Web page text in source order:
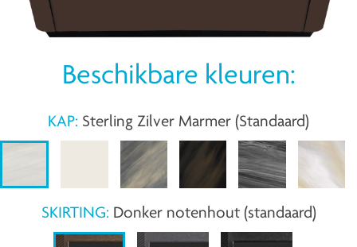
Beschikbare kleuren:
KAP: Sterling Zilver Marmer (Standaard)
SKIRTING: Donker notenhout (standaard)